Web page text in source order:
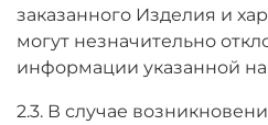
заказанного Изделия и
могут незначительно
информации указанной на
2.3. В случае